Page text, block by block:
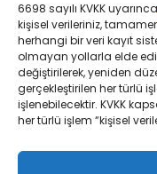
6698 sayılı KVKK
kişisel verileriniz,
herhangi bir veri kayıt
olmayan yollarla elde
değiştirilerek, yeniden
gerçekleştirilen her türlü
işlenebilecektir. KVKK
her türlü işlem “kişisel
Oda